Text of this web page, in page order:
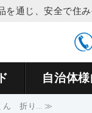
カラス
通じ、安全で住
自治体
ん 折り... ≫